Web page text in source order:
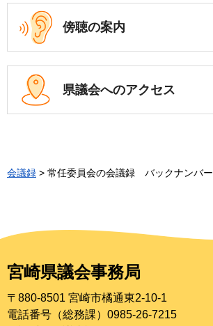
傍聴の案内
県議会へのアクセス
会議録 > 常任委員会の会議録 バックナンバー
宮崎県議会事務局
〒880-8501 宮崎市橘通東2-10-1
電話番号（総務課）0985-26-7215